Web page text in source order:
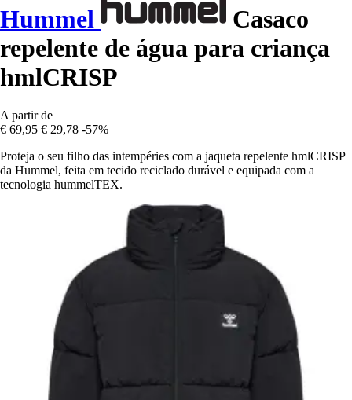
Hummel
Casaco
repelente de água para criança
hmlCRISP
A partir de
€ 69,95 € 29,78 -57%
Proteja o seu filho das intempéries com a jaqueta repelente hmlCRISP
da Hummel, feita em tecido reciclado durável e equipada com a
tecnologia hummelTEX.